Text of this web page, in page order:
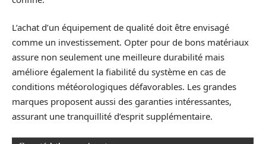
L’achat d’un équipement de qualité doit être envisagé
comme un investissement. Opter pour de bons matériaux
assure non seulement une meilleure durabilité mais
améliore également la fiabilité du système en cas de
conditions météorologiques défavorables. Les grandes
marques proposent aussi des garanties intéressantes,
assurant une tranquillité d’esprit supplémentaire.